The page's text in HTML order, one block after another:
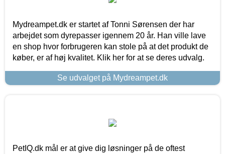
Mydreampet.dk er startet af Tonni Sørensen der har
arbejdet som dyrepasser igennem 20 år. Han ville lave
en shop hvor forbrugeren kan stole på at det produkt de
køber, er af høj kvalitet. Klik her for at se deres udvalg.
Se udvalget på Mydreampet.dk
PetIQ.dk mål er at give dig løsninger på de oftest